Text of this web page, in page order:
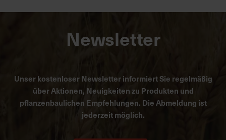
Newsletter
Unser kostenloser Newsletter informiert Sie regelmäßig
über Aktionen, Neuigkeiten zu Produkten und
pflanzenbaulichen Empfehlungen. Die Abmeldung ist
jederzeit möglich.